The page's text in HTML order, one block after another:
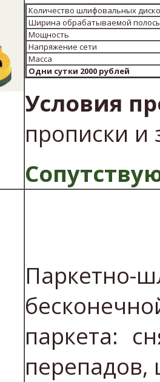
Количество шлифовальных
Ширина обрабатываемой
Мощность
Напряжение сети
Масса
Одни сутки 2000 рублей
Условия
прописки и
Паркетно-
паркета: